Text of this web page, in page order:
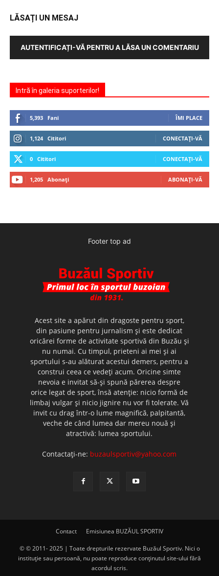
LĂSAȚI UN MESAJ
AUTENTIFICAȚI-VĂ PENTRU A LĂSA UN COMENTARIU
Intră în galeria suporterilor!
5,393 Fani ÎMI PLACE
1,124 Cititori CONECTAȚI-VĂ
0 Cititori CONECTAȚI-VĂ
1,205 Abonați ABONAȚI-VĂ
Footer top ad
Acest site a apărut din dragoste pentru sport,
din pasiune pentru jurnalism şi este dedicat
oricărei forme de activitate sportivă din Buzău şi
nu numai. Cu timpul, prieteni ai mei şi ai
sportului s-au alăturat acestui demers, pentru a
construi ceea ce vedeţi acum. Oricine simte
nevoia e invitat să-şi spună părerea despre
orice legat de sport, însă atenţie: nicio formă de
limbaj vulgar şi nicio jignire nu vor fi tolerate. Vă
invit cu drag într-o lume magnifică, palpitantă,
veche de când lumea dar mereu nouă şi
atractivă: lumea sportului.
Contactați-ne: buzaulsportiv@yahoo.com
Contact Emisiunea BUZĂUL SPORTIV
© © 2011- 2025 | Toate drepturile rezervate Buzăul Sportiv. Nici o
instituţie sau persoană, nu poate reproduce conţinutul site-ului fără
acordul scris.